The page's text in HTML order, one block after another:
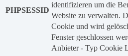
PHPSESSID
identifizieren um die
Website zu verwalten.
Cookie und wird
Fenster geschlossen
Anbieter - Typ Cookie